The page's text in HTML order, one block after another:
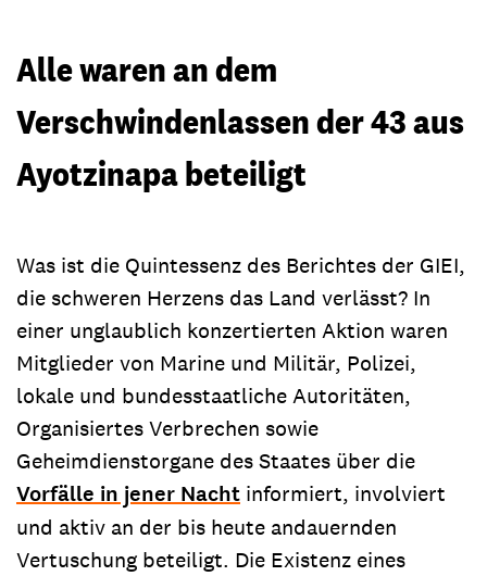
Alle waren an dem
Verschwindenlassen der 43 aus
Ayotzinapa beteiligt
Was ist die Quintessenz des Berichtes der GIEI,
die schweren Herzens das Land verlässt? In
einer unglaublich konzertierten Aktion waren
Mitglieder von Marine und Militär, Polizei,
lokale und bundesstaatliche Autoritäten,
Organisiertes Verbrechen sowie
Geheimdienstorgane des Staates über die
Vorfälle in jener Nacht informiert, involviert
und aktiv an der bis heute andauernden
Vertuschung beteiligt. Die Existenz eines